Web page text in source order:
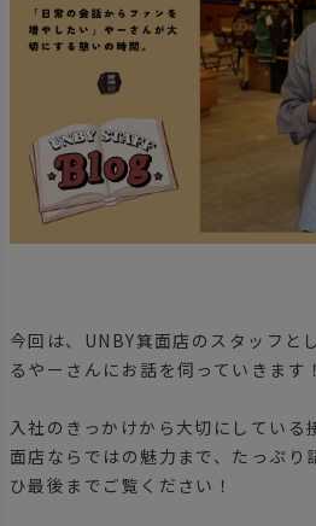
今回は、UNBY箕面店のスタッフと
るやーさんにお話を伺っていきます！
入社のきっかけから大切にしている
面店ならではの魅力まで、たっぷり
ひ最後までご覧ください！